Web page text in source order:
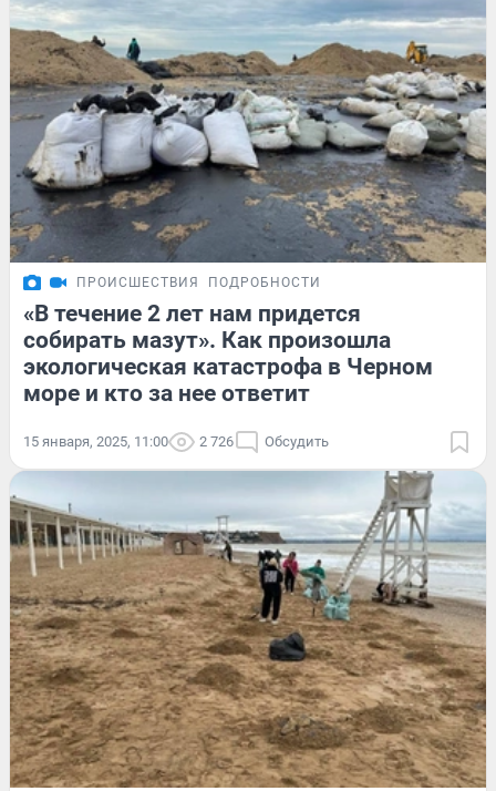
ПРОИСШЕСТВИЯ ПОДРОБНОСТИ
«В течение 2 лет нам придется
собирать мазут». Как произошла
экологическая катастрофа в Черном
море и кто за нее ответит
15 января, 2025, 11:00 2 726 Обсудить